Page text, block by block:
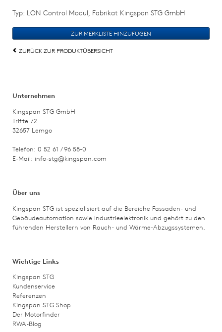
Typ: LON Control Modul, Fabrikat Kingspan STG GmbH
ZURÜCK ZUR PRODUKTÜBERSICHT
Unternehmen
Kingspan STG GmbH
Trifte 72
32657 Lemgo
Telefon: 0 52 61 / 96 58-0
E-Mail: info-stg@kingspan.com
Über uns
Kingspan STG ist spezialisiert auf die Bereiche Fassaden- und
Gebäudeautomation sowie Industrieelektronik und gehört zu den
führenden Herstellern von Rauch- und Wärme-Abzugssystemen.
Wichtige Links
Kingspan STG
Kundenservice
Referenzen
Kingspan STG Shop
Der Motorfinder
RWA-Blog